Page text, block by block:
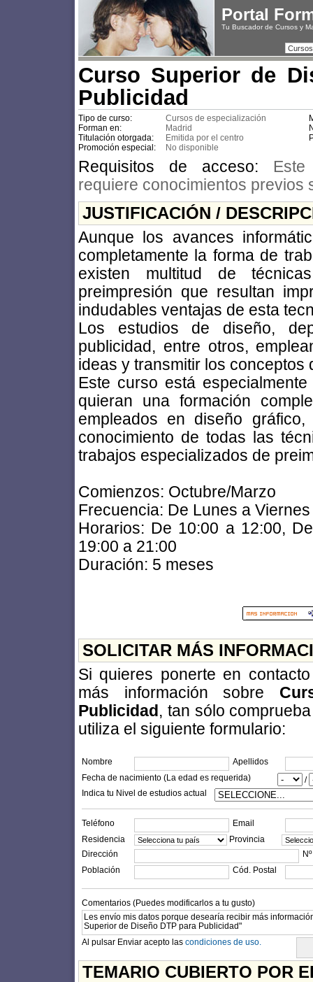
Portal
Tu Buscador de Cursos y
Curso Superior de
Publicidad
Tipo de curso: Cursos de especialización
Forman en:
Madrid
Titulación otorgada:
Emitida por el centro
Promoción especial:
No disponible
Requisitos de acceso:
requiere conocimientos previos
JUSTIFICACIÓN /
Aunque los avances
completamente la forma de
existen multitud de
preimpresión que resultan
indudables ventajas de esta
Los estudios de diseño,
publicidad, entre otros,
ideas y transmitir los conceptos
Este curso está
quieran una formación
empleados en diseño
conocimiento de todas las
trabajos especializados de
Comienzos: Octubre/Marzo
Frecuencia: De Lunes a Viernes
Horarios: De 10:00 a 12:00,
19:00 a 21:00
Duración: 5 meses
SOLICITAR MÁS
Si quieres ponerte en
más información sobre
Publicidad , tan sólo
utiliza el siguiente formulario:
Nombre
Apellidos
Fecha de nacimiento (La edad es requerida)
/
Indica tu Nivel de estudios actual
Teléfono
Email
Residencia
Provincia
Dirección
Nº
Población
Cód. Postal
Comentarios (Puedes modificarlos a tu gusto)
Al pulsar Enviar acepto las condiciones de uso.
TEMARIO CUBIERTO POR